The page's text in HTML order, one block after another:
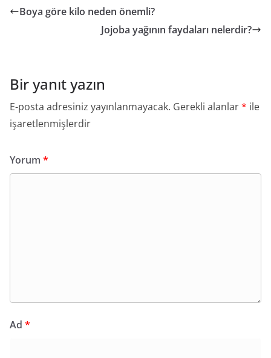
Boya göre kilo neden önemli?
Jojoba yağının faydaları nelerdir?
Bir yanıt yazın
E-posta adresiniz yayınlanmayacak. Gerekli alanlar* ile
işaretlenmişlerdir
Yorum *
Ad *